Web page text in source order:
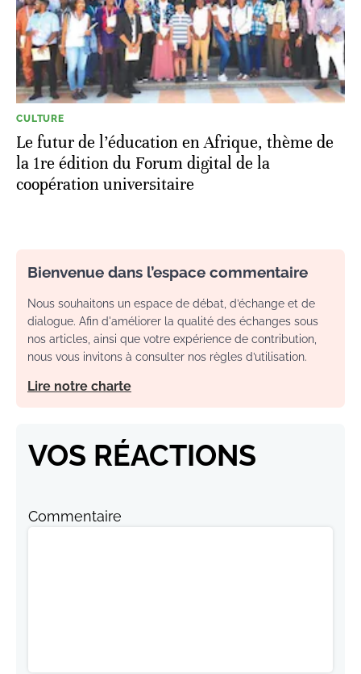
CULTURE
Le futur de l’éducation en Afrique, thème de
la 1re édition du Forum digital de la
coopération universitaire
Bienvenue dans l’espace commentaire
Nous souhaitons un espace de débat, d’échange et de
dialogue. Afin d'améliorer la qualité des échanges sous
nos articles, ainsi que votre expérience de contribution,
nous vous invitons à consulter nos règles d’utilisation.
Lire notre charte
VOS RÉACTIONS
Commentaire